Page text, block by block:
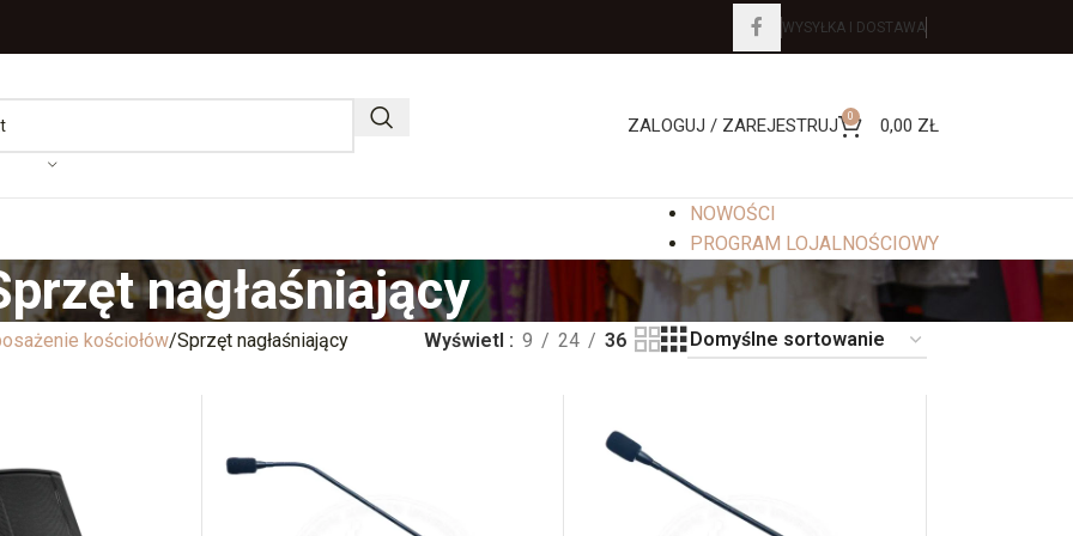
WYSYŁKA I DOSTAWA
ZALOGUJ / ZAREJESTRUJ 0 0,00 ZŁ
NOWOŚCI
PROGRAM LOJALNOŚCIOWY
nagłaśniający
kościołów Sprzęt nagłaśniający Wyświetl 9 24 36